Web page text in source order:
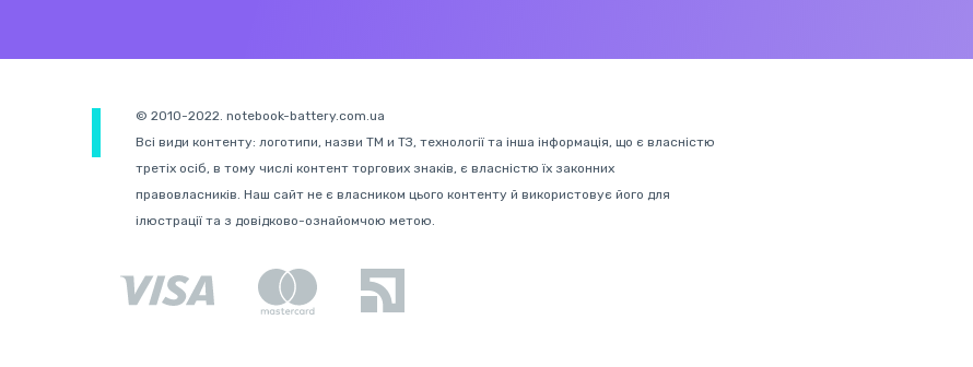
© 2010-2022. notebook-battery.com.ua
Всі види контенту: логотипи, назви ТМ и ТЗ, технології та інша інформація, що є власністю
третіх осіб, в тому числі контент торгових знаків, є власністю їх законних
правовласників. Наш сайт не є власником цього контенту й використовує його для
ілюстрації та з довідково-ознайомчою метою.